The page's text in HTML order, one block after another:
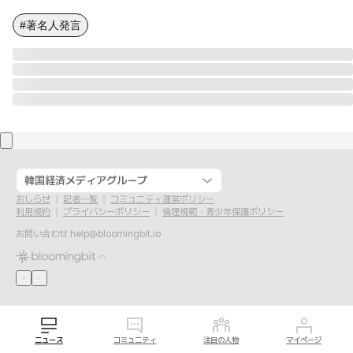
#著名人発言
韓国経済メディアグループ
おしらせ 記者一覧
コミュニティ運営ポリシー
利用規約
プライバシーポリシー
倫理規範・青少年保護ポリシー
お問い合わせ help@bloomingbit.io
ニュース コミュニティ 注目の人物 マイページ